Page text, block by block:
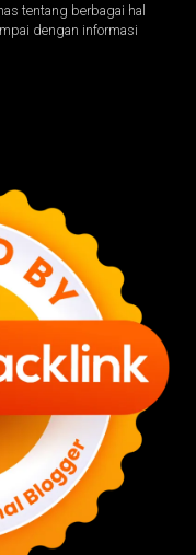
tentang berbagai hal
dengan informasi